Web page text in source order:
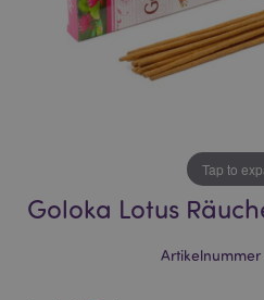
Tap to
Goloka Lotus